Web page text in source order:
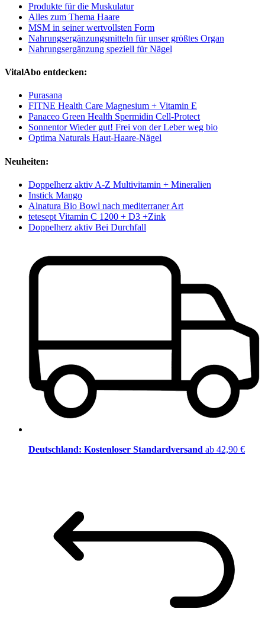
Produkte für die Muskulatur
Alles zum Thema Haare
MSM in seiner wertvollsten Form
Nahrungsergänzungsmitteln für unser größtes Organ
Nahrungsergänzung speziell für Nägel
VitalAbo entdecken:
Purasana
FITNE Health Care Magnesium + Vitamin E
Panaceo Green Health Spermidin Cell-Protect
Sonnentor Wieder gut! Frei von der Leber weg bio
Optima Naturals Haut-Haare-Nägel
Neuheiten:
Doppelherz aktiv A-Z Multivitamin + Mineralien
Instick Mango
Alnatura Bio Bowl nach mediterraner Art
tetesept Vitamin C 1200 + D3 +Zink
Doppelherz aktiv Bei Durchfall
Deutschland: Kostenloser Standardversand ab 42,90 €